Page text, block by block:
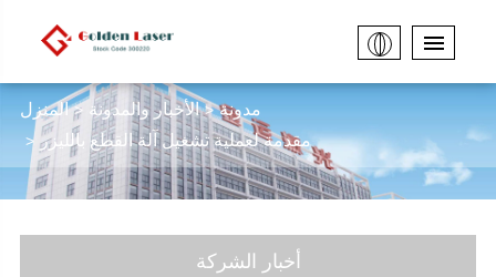
المنزل الأخبار والمدونة
مدونة
مقدمة لعملية تشغيل آلة القطع بالليزر
أخبار الشركة